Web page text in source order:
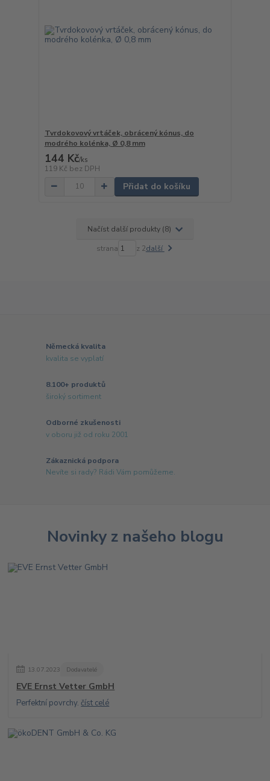
Tvrdokovový vrtáček, obrácený kónus, do
modrého kolénka, Ø 0,8 mm
144 Kč/ks
119 Kč bez DPH
Přidat do košíku
Načíst další produkty (8)
strana z 2další
Německá kvalita
kvalita se vyplatí
8.100+ produktů
široký sortiment
Odborné zkušenosti
v oboru již od roku 2001
Zákaznická podpora
Nevíte si rady? Rádi Vám pomůžeme.
Novinky z našeho blogu
13.07.2023 Dodavatelé
EVE Ernst Vetter GmbH
Perfektní povrchy.číst celé